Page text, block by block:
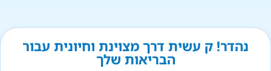
נהדר! ק עשית דרך מצוינת וחיונית עבור
הבריאות שלך